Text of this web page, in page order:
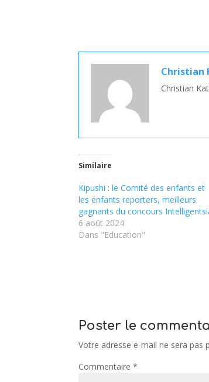
Christian
Christian
Similaire
Kipushi : le Comité des enfants et
les enfants reporters, meilleurs
gagnants du concours
6 août 2024
Dans "Education"
Poster le
Votre adresse e-mail ne sera pas
Commentaire*